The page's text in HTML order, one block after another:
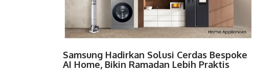
Samsung Hadirkan Solusi Cerdas Bespoke
AI Home, Bikin Ramadan Lebih Praktis